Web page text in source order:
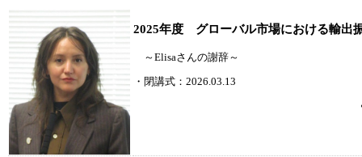
2025年度 グローバル市場における輸出
～Elisaさんの謝辞～
・閉講式：2026.03.13